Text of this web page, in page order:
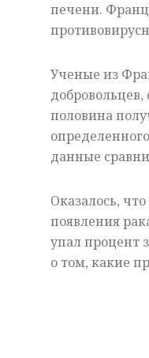
печени.
Ученые из
половина
данные
Оказалось,
появления
упал процент
о том, какие